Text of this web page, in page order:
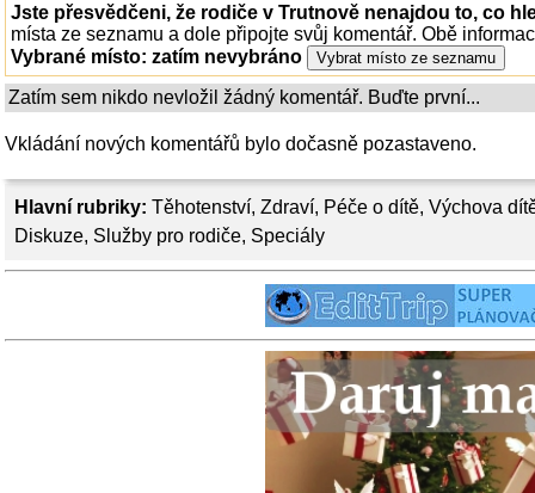
Hlavní rubriky: Těhotenství, Zdraví, Péče o dítě, Výchova
Diskuze, Služby pro rodiče, Speciály
Jste přesvědčeni, že rodiče v Trutnově nenajdou to, co
místa ze seznamu a dole připojte svůj komentář. Obě
Vybrané místo: zatím nevybráno
Zatím sem nikdo nevložil žádný komentář. Buďte první...
Vkládání nových komentářů bylo dočasně pozastaveno.